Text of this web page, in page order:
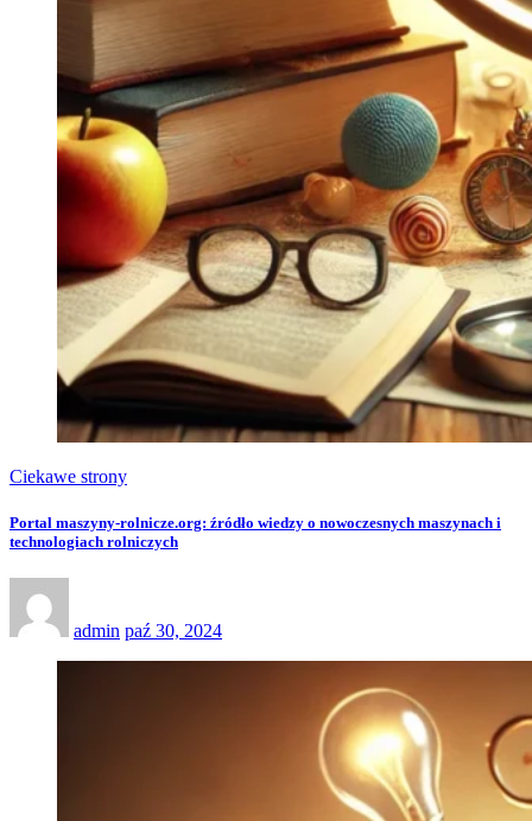
Ciekawe strony
Portal maszyny-rolnicze.org: źródło wiedzy o nowoczesnych maszynach i
technologiach rolniczych
admin paź 30, 2024